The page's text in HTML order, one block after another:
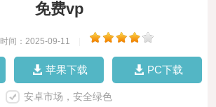
免费vp
时间：2025-09-11
苹果下载 PC下载
安卓市场，安全绿色